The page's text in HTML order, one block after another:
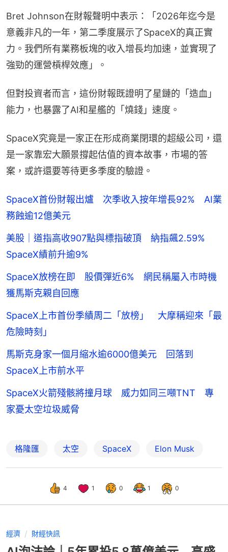
Bret Johnson在財報聲明中表示：「2026年迄今是
意義非凡的一年，第二季度展示了SpaceX的真正實
力。我們所有業務板塊的收入增長均加速，並實現了
強勁的運營槓桿效應」。
但對投資者而言，這份財報既證明了星鏈的「造血」
能力，也暴露了AI和星艦的「燒錢」速度。
SpaceX究竟是一家正在形成商業閉環的超級公司，還
是一家靠宏大願景撐起估值的資本故事，市場的答
案，或許還要等待更多季度的驗證。
SpaceX首份財報出爐 次季收入按年增長92% AI業
務蝕逾12億美元
美股｜道指高收907點與標指破頂 納指飆2.59%
SpaceX績前升逾9%
SpaceX放榜在即 股價彈近6% 網民稱屬入市時機
獲馬斯克親自回應
SpaceX上市首份季績周二「放榜」 大摩稱迎來「最
危險時刻」
馬斯克身家一個月縮水逾6000億美元 回落到
SpaceX上市前水平
SpaceX火箭殘骸將撞月球 威力如同三噸TNT 專
家憂太空垃圾威脅
格隆匯 太空 SpaceX Elon Musk
4 1 0 1 0
經濟 財經快訊